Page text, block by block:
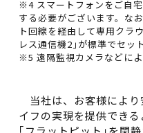
※4 スマートフォンをご自
する必要がございます。な
ト回線を経由して専用クラ
レス通信機2｣が標準でセッ
※5 遠隔監視カメラなどによ
当社は、お客様により
イフの実現を提供でき